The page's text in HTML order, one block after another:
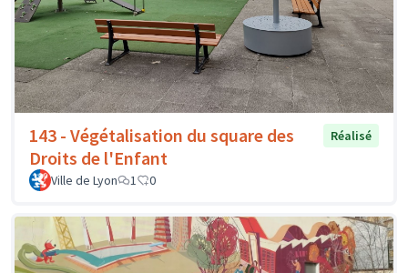
143 - Végétalisation du square des
Droits de l'Enfant
Réalisé
Ville de Lyon 1 0